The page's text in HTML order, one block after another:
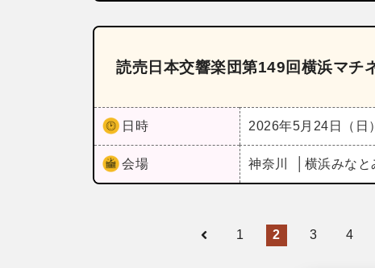
読売日本交響楽団第149回横浜マチ
日時 2026年5月24日（日）
会場 神奈川 横浜みなと
1 2 3 4